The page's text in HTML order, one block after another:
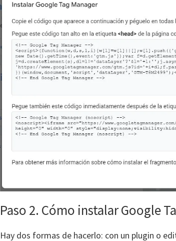
Paso 2. Cómo instalar Google
Hay dos formas de hacerlo: con un plugin o